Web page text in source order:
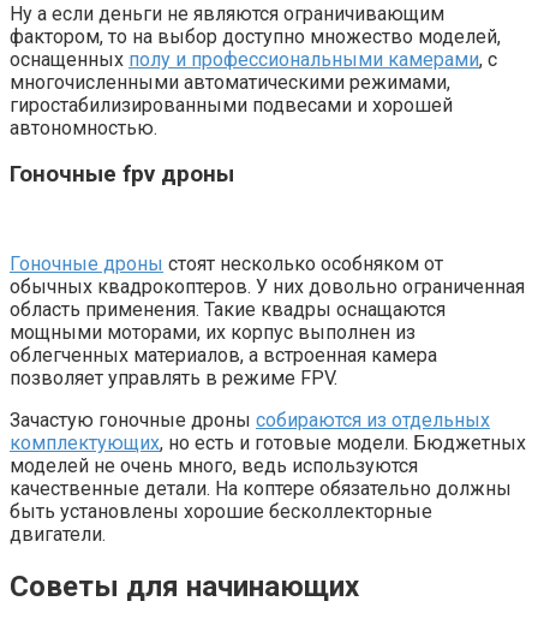
Ну а если деньги не являются ограничивающим
фактором, то на выбор доступно множество моделей,
оснащенных полу и профессиональными камерами, с
многочисленными автоматическими режимами,
гиростабилизированными подвесами и хорошей
автономностью.
Гоночные fpv дроны
Гоночные дроны стоят несколько особняком от
обычных квадрокоптеров. У них довольно ограниченная
область применения. Такие квадры оснащаются
мощными моторами, их корпус выполнен из
облегченных материалов, а встроенная камера
позволяет управлять в режиме FPV.
Зачастую гоночные дроны собираются из отдельных
комплектующих, но есть и готовые модели. Бюджетных
моделей не очень много, ведь используются
качественные детали. На коптере обязательно должны
быть установлены хорошие бесколлекторные
двигатели.
Советы для начинающих